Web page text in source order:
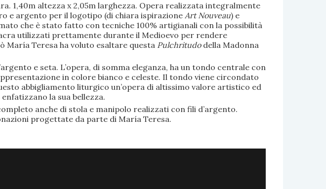
1,40m altezza x 2,05m larghezza. Opera realizzata integralmente
e argento per il logotipo (di chiara ispirazioneArt Nouveau) e
che è stato fatto con tecniche 100% artigianali con la possibilità
utilizzati prettamente durante il Medioevo per rendere
María Teresa ha voluto esaltare questa Pulchritudo della Madonna
e seta. L’opera, di somma eleganza, ha un tondo centrale con
in colore bianco e celeste. Il tondo viene circondato
abbigliamento liturgico un’opera di altissimo valore artistico ed
la sua bellezza.
anche di stola e manipolo realizzati con fili d’argento.
progettate da parte di María Teresa.